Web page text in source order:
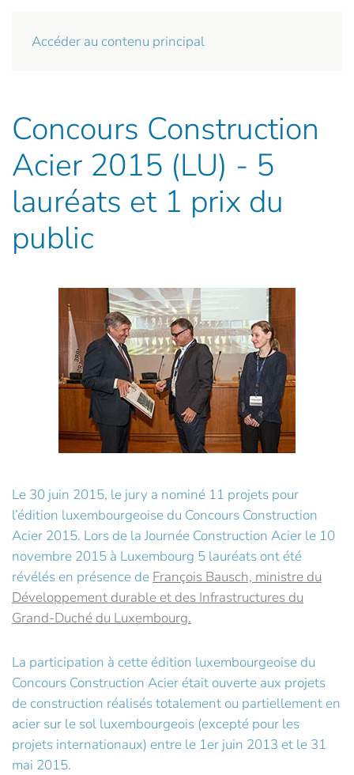
Accéder au contenu principal
Concours Construction
Acier 2015 (LU) - 5
lauréats et 1 prix du
public
Le 30 juin 2015, le jury a nominé 11 projets pour
l’édition luxembourgeoise du Concours Construction
Acier 2015. Lors de la Journée Construction Acier le 10
novembre 2015 à Luxembourg 5 lauréats ont été
révélés en présence de François Bausch, ministre du
Développement durable et des Infrastructures du
Grand-Duché du Luxembourg.
La participation à cette édition luxembourgeoise du
Concours Construction Acier était ouverte aux projets
de construction réalisés totalement ou partiellement en
acier sur le sol luxembourgeois (excepté pour les
projets internationaux) entre le 1er juin 2013 et le 31
mai 2015.